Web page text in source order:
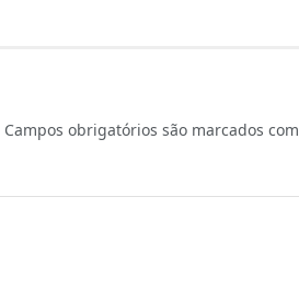
Campos obrigatórios são marcados com